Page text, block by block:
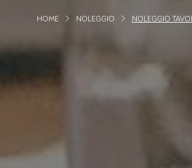
HOME NOLEGGIO NOLEGGIO